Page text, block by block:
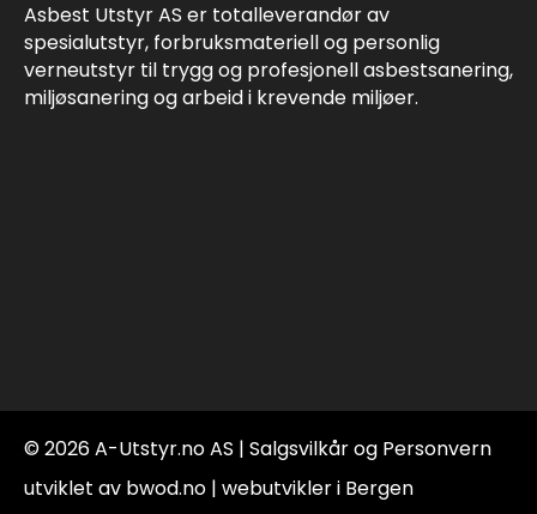
Asbest Utstyr AS er totalleverandør av
spesialutstyr, forbruksmateriell og personlig
verneutstyr til trygg og profesjonell asbestsanering,
miljøsanering og arbeid i krevende miljøer.
© 2026 A-Utstyr.no AS | Salgsvilkår og Personvern
utviklet av bwod.no | webutvikler i Bergen